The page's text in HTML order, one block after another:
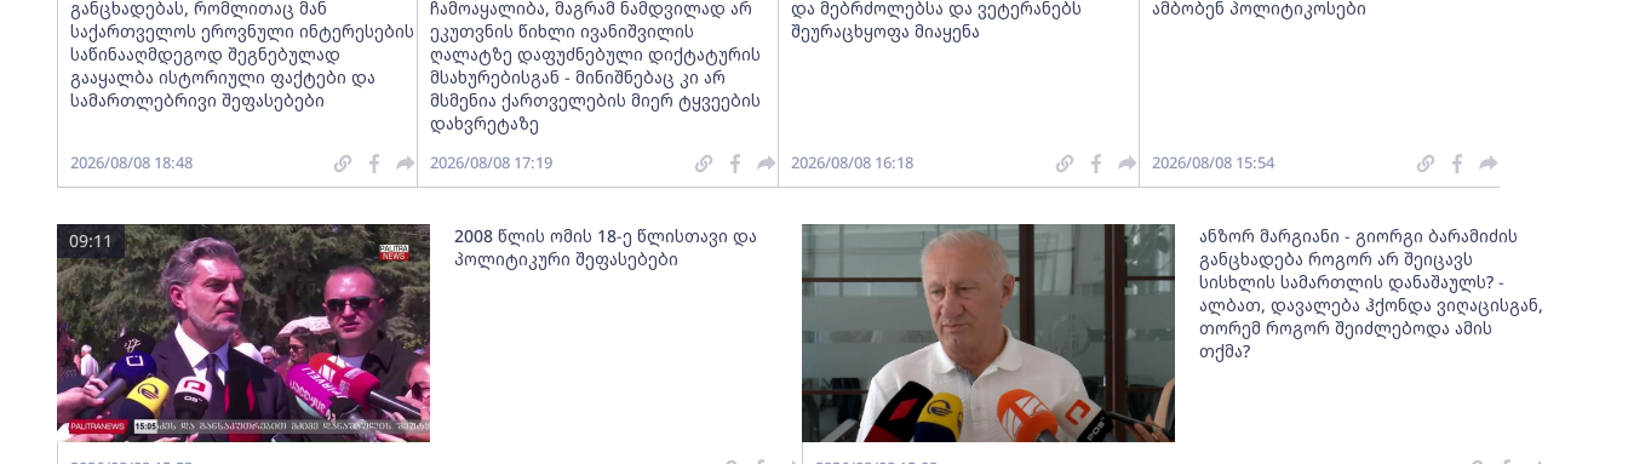
განცხადებას, რომლითაც მან
საქართველოს ეროვნული ინტერესების
საწინააღმდეგოდ შეგნებულად
გააყალბა ისტორიული ფაქტები და
სამართლებრივი შეფასებები
2026/08/08 18:48
ჩამოაყალიბა, მაგრამ ნამდვილად არ
ეკუთვნის წიხლი ივანიშვილის
ღალატზე დაფუძნებული დიქტატურის
მსახურებისგან - მინიშნებაც კი არ
მსმენია ქართველების მიერ ტყვეების
დახვრეტაზე
2026/08/08 17:19
და მებრძოლებსა და ვეტერანებს
შეურაცხყოფა მიაყენა
2026/08/08 16:18
ამბობენ პოლიტიკოსები
2026/08/08 15:54
2008 წლის ომის 18-ე წლისთავი და
პოლიტიკური შეფასებები
09:11
ანზორ მარგიანი - გიორგი ბარამიძის
განცხადება როგორ არ შეიცავს
სისხლის სამართლის დანაშაულს? -
ალბათ, დავალება ჰქონდა ვიღაცისგან,
თორემ როგორ შეიძლებოდა ამის
თქმა?